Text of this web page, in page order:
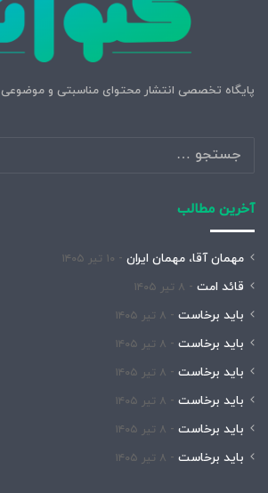
پایگاه تخصصی انتشار محتوای مناسبتی و موضوعی
آخرین مطالب
مهمان آقا، مهمان ایران ۱۰ تیر ۱۴۰۵
قائد امت ۸ تیر ۱۴۰۵
باید برخاست ۸ تیر ۱۴۰۵
باید برخاست ۸ تیر ۱۴۰۵
باید برخاست ۸ تیر ۱۴۰۵
باید برخاست ۸ تیر ۱۴۰۵
باید برخاست ۸ تیر ۱۴۰۵
باید برخاست ۸ تیر ۱۴۰۵